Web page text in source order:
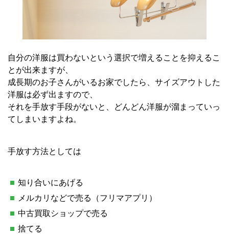
自分の洋服は買わないという選択で増えることを抑えるこ
とが出来ますが、
成長期のお子さんがいるお家でしたら、サイズアウトした
洋服は必ず出ますので、
それを手放す手段がないと、どんどん洋服が溜まっていっ
てしまいますよね。
手放す方法としては
知り合いにあげる
メルカリなどで売る（フリマアプリ）
中古買取ショップで売る
捨てる